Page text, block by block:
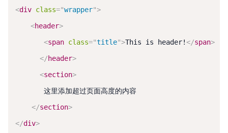
<div class="wrapper">
<header>
<span class="title">This is header!</span>
</header>
<section>
这里添加超过页面高度的内容
</section>
</div>